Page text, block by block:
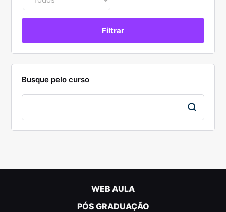
Busque pelo curso
WEB AULA
PÓS GRADUAÇÃO